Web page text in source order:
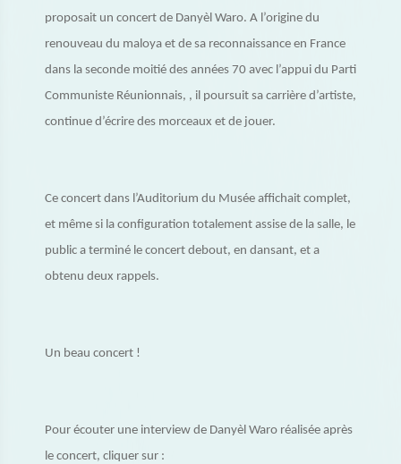
proposait un concert de Danyèl Waro. A l’origine du
renouveau du maloya et de sa reconnaissance en France
dans la seconde moitié des années 70 avec l’appui du Parti
Communiste Réunionnais, , il poursuit sa carrière d’artiste,
continue d’écrire des morceaux et de jouer.
Ce concert dans l’Auditorium du Musée affichait complet,
et même si la configuration totalement assise de la salle, le
public a terminé le concert debout, en dansant, et a
obtenu deux rappels.
Un beau concert !
Pour écouter une interview de Danyèl Waro réalisée après
le concert, cliquer sur :